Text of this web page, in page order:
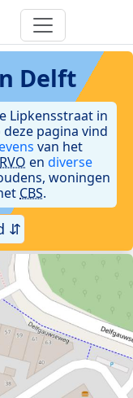
Delft
Lipkensstraat in
pagina vind
van het
RVO en diverse
woningen
CBS.
⇵